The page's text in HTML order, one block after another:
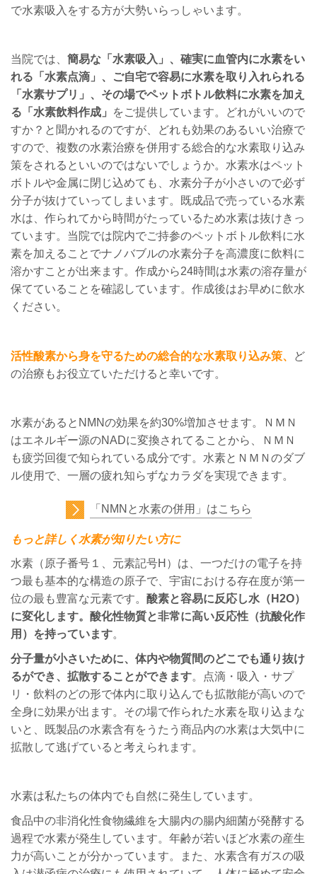
で水素吸入をする方が大勢いらっしゃいます。
当院では、 簡易な「水素吸入」、 確実に血管内に水素をい
れる「水素点滴」、
ご自宅で容易に水素を取り入れられる
「水素サプリ」、その場でペットボトル飲料に水素を加え
る「水素飲料作成」
をご提供しています。どれがいいので
すか？と聞かれるのですが、どれも効果のあるいい治療で
すので、複数の水素治療を併用する総合的な水素取り込み
策をされるといいのではないでしょうか。水素水はペット
ボトルや金属に閉じ込めても、水素分子が小さいので必ず
分子が抜けていってしまいます。既成品で売っている水素
水は、作られてから時間がたっているため水素は抜けきっ
ています。当院では院内でご持参のペットボトル飲料に水
素を加えることでナノバブルの水素分子を高濃度に飲料に
溶かすことが出来ます。作成から24時間は水素の溶存量が
保てていることを確認しています。作成後はお早めに飲水
ください。
活性酸素から身を守るための総合的な水素取り込み策、
ど
の治療もお役立ていただけると幸いです。
水素があるとNMNの効果を約30%増加させます。ＮＭＮ
はエネルギー源のNADに変換されてることから、ＮＭＮ
も疲労回復で知られている成分です。水素とＮＭＮのダブ
ル使用で、一層の疲れ知らずなカラダを実現できます。
「NMNと水素の併用」はこちら
もっと詳しく水素が知りたい方に
水素（原子番号１、元素記号H）は、一つだけの電子を持
つ最も基本的な構造の原子で、宇宙における存在度が第一
位の最も豊富な元素です。 酸素と容易に反応し水（H2O）
に変化します。酸化性物質と非常に高い反応性（抗酸化作
用）を持っています。
分子量が小さいために、体内や物質間のどこでも通り抜け
るができ、拡散することができます。点滴・吸入・サプ
リ・飲料のどの形で体内に取り込んでも拡散能が高いので
全身に効果が出ます。その場で作られた水素を取り込まな
いと、既製品の水素含有をうたう商品内の水素は大気中に
拡散して逃げていると考えられます。
水素は私たちの体内でも自然に発生しています。
食品中の非消化性食物繊維を大腸内の腸内細菌が発酵する
過程で水素が発生しています。年齢が若いほど水素の産生
力が高いことが分かっています。また、水素含有ガスの吸